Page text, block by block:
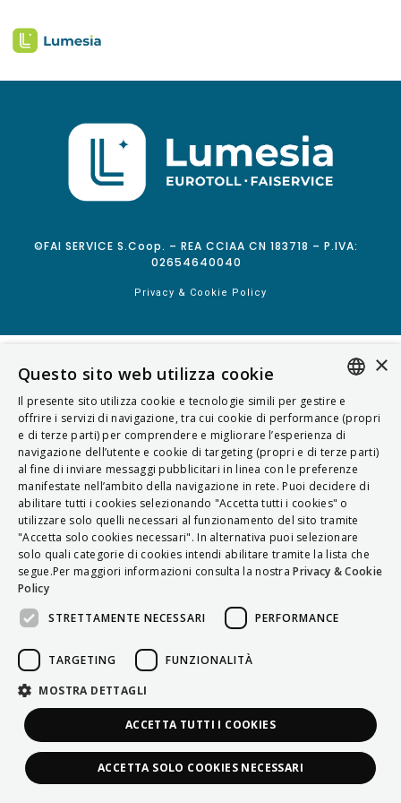
©FAI SERVICE S.Coop. – REA CCIAA CN 183718 – P.IVA:
02654640040
Privacy & Cookie Policy
ITALIAN
ENGLISH
FRENCH
HUNGARIAN
DEUTSCH
POLSKI
PORTUGUÊS
×
Questo sito web utilizza cookie
Il presente sito utilizza cookie e tecnologie simili per gestire e
offrire i servizi di navigazione, tra cui cookie di performance (propri
e di terze parti) per comprendere e migliorare l’esperienza di
navigazione dell’utente e cookie di targeting (propri e di terze parti)
al fine di inviare messaggi pubblicitari in linea con le preferenze
manifestate nell’ambito della navigazione in rete. Puoi decidere di
abilitare tutti i cookies selezionando "Accetta tutti i cookies" o
utilizzare solo quelli necessari al funzionamento del sito tramite
"Accetta solo cookies necessari". In alternativa puoi selezionare
solo quali categorie di cookies intendi abilitare tramite la lista che
segue.Per maggiori informazioni consulta la nostra Privacy & Cookie
Policy
STRETTAMENTE NECESSARI
PERFORMANCE
TARGETING FUNZIONALITÀ
MOSTRA DETTAGLI
ACCETTA TUTTI I COOKIES
ACCETTA SOLO COOKIES NECESSARI